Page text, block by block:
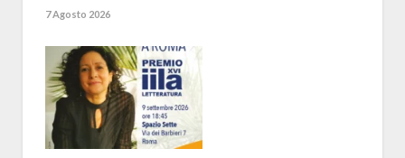
7 Agosto 2026